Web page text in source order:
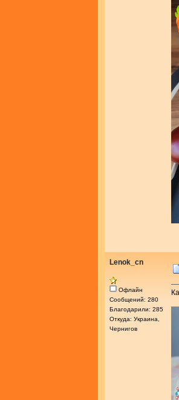
Lenok_cn
Офлайн
Сообщений: 280
Благодарили: 285
Откуда: Украина,
Чернигов